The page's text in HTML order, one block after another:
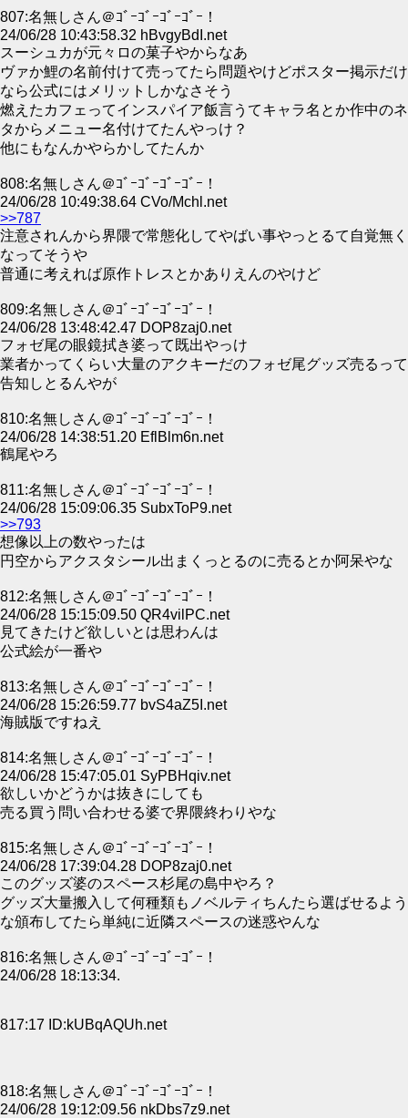
807:名無しさん＠ｺﾞｰｺﾞｰｺﾞｰｺﾞｰ！
24/06/28 10:43:58.32 hBvgyBdI.net
スーシュカが元々ロの菓子やからなあ
ヴァか鯉の名前付けて売ってたら問題やけどポスター掲示だけ
なら公式にはメリットしかなさそう
燃えたカフェってインスパイア飯言うてキャラ名とか作中のネ
タからメニュー名付けてたんやっけ？
他にもなんかやらかしてたんか
808:名無しさん＠ｺﾞｰｺﾞｰｺﾞｰｺﾞｰ！
24/06/28 10:49:38.64 CVo/Mchl.net
>>787
注意されんから界隈で常態化してやばい事やっとるて自覚無く
なってそうや
普通に考えれば原作トレスとかありえんのやけど
809:名無しさん＠ｺﾞｰｺﾞｰｺﾞｰｺﾞｰ！
24/06/28 13:48:42.47 DOP8zaj0.net
フォゼ尾の眼鏡拭き婆って既出やっけ
業者かってくらい大量のアクキーだのフォゼ尾グッズ売るって
告知しとるんやが
810:名無しさん＠ｺﾞｰｺﾞｰｺﾞｰｺﾞｰ！
24/06/28 14:38:51.20 EflBlm6n.net
鶴尾やろ
811:名無しさん＠ｺﾞｰｺﾞｰｺﾞｰｺﾞｰ！
24/06/28 15:09:06.35 SubxToP9.net
>>793
想像以上の数やったは
円空からアクスタシール出まくっとるのに売るとか阿呆やな
812:名無しさん＠ｺﾞｰｺﾞｰｺﾞｰｺﾞｰ！
24/06/28 15:15:09.50 QR4vilPC.net
見てきたけど欲しいとは思わんは
公式絵が一番や
813:名無しさん＠ｺﾞｰｺﾞｰｺﾞｰｺﾞｰ！
24/06/28 15:26:59.77 bvS4aZ5I.net
海賊版ですねえ
814:名無しさん＠ｺﾞｰｺﾞｰｺﾞｰｺﾞｰ！
24/06/28 15:47:05.01 SyPBHqiv.net
欲しいかどうかは抜きにしても
売る買う問い合わせる婆で界隈終わりやな
815:名無しさん＠ｺﾞｰｺﾞｰｺﾞｰｺﾞｰ！
24/06/28 17:39:04.28 DOP8zaj0.net
このグッズ婆のスペース杉尾の島中やろ？
グッズ大量搬入して何種類もノベルティちんたら選ばせるよう
な頒布してたら単純に近隣スペースの迷惑やんな
816:名無しさん＠ｺﾞｰｺﾞｰｺﾞｰｺﾞｰ！
24/06/28 18:13:34.
817:17 ID:kUBqAQUh.net
818:名無しさん＠ｺﾞｰｺﾞｰｺﾞｰｺﾞｰ！
24/06/28 19:12:09.56 nkDbs7z9.net